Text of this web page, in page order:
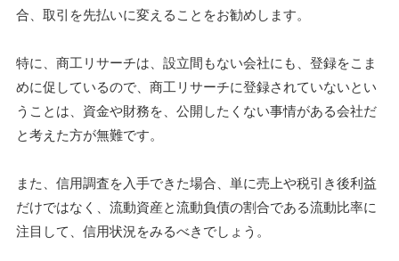
合、取引を先払いに変えることをお勧めします。
特に、商工リサーチは、設立間もない会社にも、登録をこま
めに促しているので、商工リサーチに登録されていないとい
うことは、資金や財務を、公開したくない事情がある会社だ
と考えた方が無難です。
また、信用調査を入手できた場合、単に売上や税引き後利益
だけではなく、流動資産と流動負債の割合である流動比率に
注目して、信用状況をみるべきでしょう。